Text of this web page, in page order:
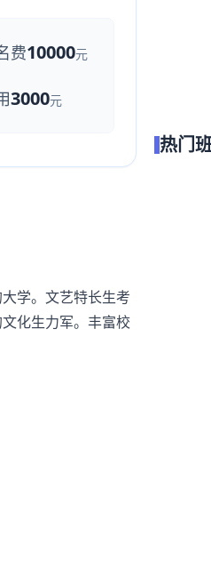
费10000元
3000元
学。文艺特长生考
化生力军。丰富校
热门